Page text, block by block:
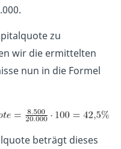
zu
wir die ermittelten
nun in die Formel
beträgt dieses